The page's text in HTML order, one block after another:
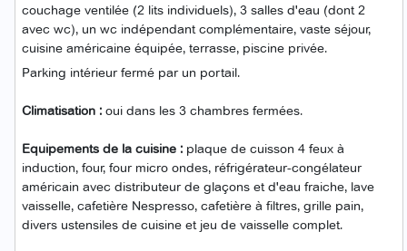
couchage ventilée (2 lits individuels), 3 salles d'eau (dont 2
avec wc), un wc indépendant complémentaire, vaste séjour,
cuisine américaine équipée, terrasse, piscine privée.
Parking intérieur fermé par un portail.
Climatisation : oui dans les 3 chambres fermées.
Equipements de la cuisine : plaque de cuisson 4 feux à
induction, four, four micro ondes, réfrigérateur-congélateur
américain avec distributeur de glaçons et d'eau fraiche, lave
vaisselle, cafetière Nespresso, cafetière à filtres, grille pain,
divers ustensiles de cuisine et jeu de vaisselle complet.